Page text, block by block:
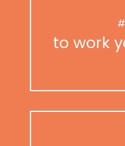
to work